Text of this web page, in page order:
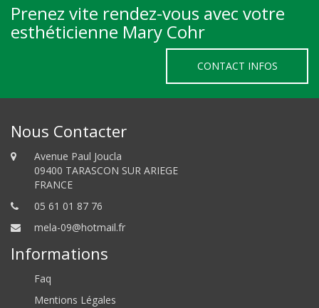
Prenez vite rendez-vous avec votre
esthéticienne Mary Cohr
CONTACT INFOS
Nous Contacter
Avenue Paul Joucla
09400 TARASCON SUR ARIEGE
FRANCE
05 61 01 87 76
mela-09@hotmail.fr
Informations
Faq
Mentions Légales